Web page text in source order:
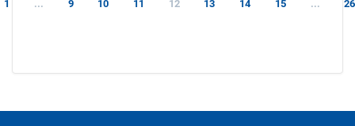
1 ... 9 10 11 12 13 14 15 ... 26